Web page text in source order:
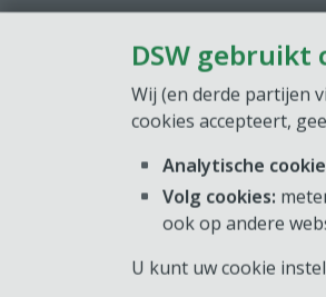
DSW gebruikt
Wij (en derde partijen
cookies accepteert,
Analytische
Volg cookies:
ook op andere
U kunt uw cookie